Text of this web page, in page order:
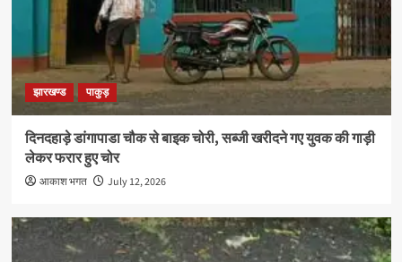
झारखण्ड पाकुड़
दिनदहाड़े डांगापाडा चौक से बाइक चोरी, सब्जी खरीदने गए युवक की गाड़ी
लेकर फरार हुए चोर
आकाश भगत July 12, 2026